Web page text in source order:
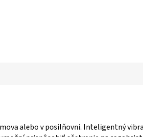
alebo v posilňovni. Inteligentný